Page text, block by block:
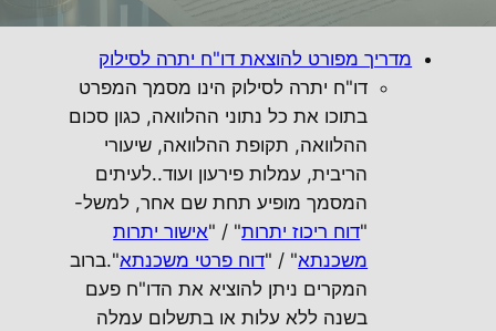
מדריך מפורט להוצאת דו"ח יתרה לסילוק
דו"ח יתרה לסילוק הינו מסמך המפרט
בתוכו את כל נתוני ההלוואה, כגון סכום
ההלוואה, תקופת ההלוואה, שיעורי
הריבית, עמלות פירעון ועוד..לעיתים
המסמך מופיע תחת שם אחר, למשל-
"דוח ריכוז יתרות" / "אישור יתרות
משכנתא" / "דוח פרטי משכנתא".ברוב
המקרים ניתן להוציא את הדו"ח פעם
בשנה ללא עלות או בתשלום עמלה